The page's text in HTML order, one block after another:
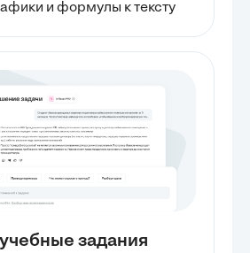
и формулы к тексту
задания